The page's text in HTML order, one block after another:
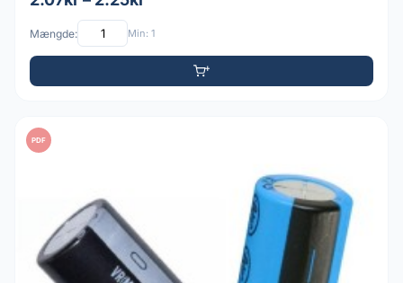
Mængde: Min: 1
PDF